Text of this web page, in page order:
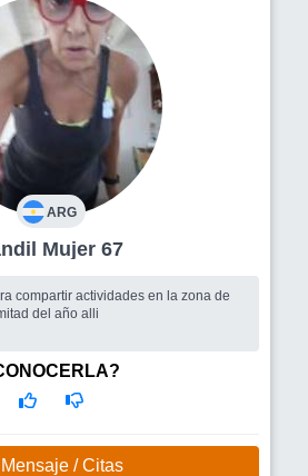
ARG
Tandil Mujer 67
compartir actividades en la zona de
del año alli
/ Citas